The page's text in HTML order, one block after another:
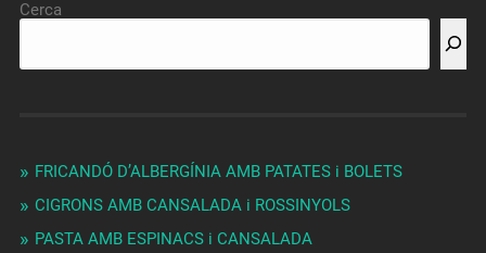
Cerca
FRICANDÓ D’ALBERGÍNIA AMB PATATES i BOLETS
CIGRONS AMB CANSALADA i ROSSINYOLS
PASTA AMB ESPINACS i CANSALADA